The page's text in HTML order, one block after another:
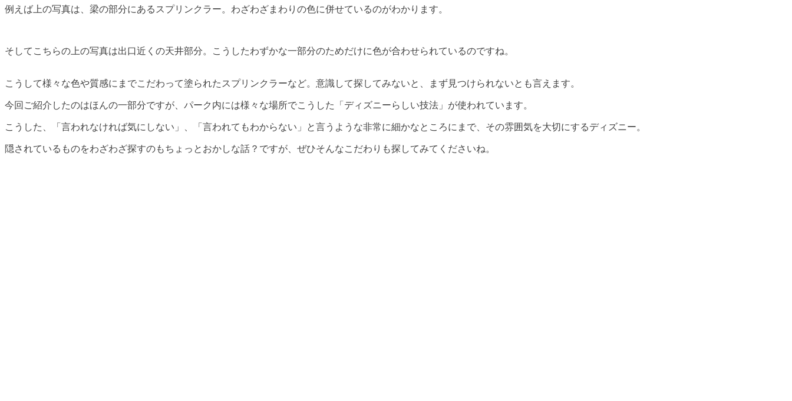
例えば上の写真は、梁の部分にあるスプリンクラー。わざわざまわりの色に併せているのがわかります。
そしてこちらの上の写真は出口近くの天井部分。こうしたわずかな一部分のためだけに色が合わせられているのですね。
こうして様々な色や質感にまでこだわって塗られたスプリンクラーなど。意識して探してみないと、まず見つけられないとも言えます。
今回ご紹介したのはほんの一部分ですが、パーク内には様々な場所でこうした「ディズニーらしい技法」が使われています。
こうした、「言われなければ気にしない」、「言われてもわからない」と言うような非常に細かなところにまで、その雰囲気を大切にするディズニー。
隠されているものをわざわざ探すのもちょっとおかしな話？ですが、ぜひそんなこだわりも探してみてくださいね。